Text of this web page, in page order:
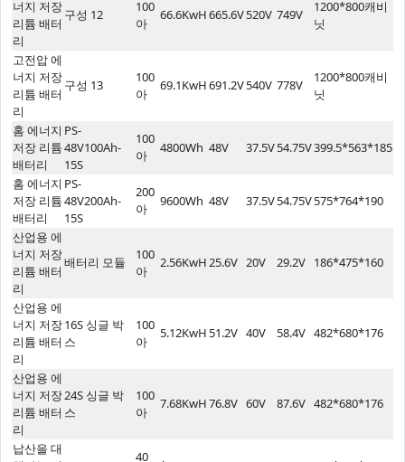
너지 저장
리튬 배터
리
구성 12
100
아
66.6KwH665.6V520V 749V
1200*800캐비
닛
고전압 에
너지 저장
리튬 배터
리
구성 13
100
아
69.1KwH691.2V540V 778V
1200*800캐비
닛
홈 에너지
저장 리튬
배터리
PS-
48V100Ah-
15S
100
아
4800Wh 48V 37.5V54.75V399.5*563*185
홈 에너지
저장 리튬
배터리
PS-
48V200Ah-
15S
200
아
9600Wh 48V 37.5V54.75V575*764*190
산업용 에
너지 저장
리튬 배터
리
배터리 모듈
100
아
2.56KwH25.6V 20V 29.2V 186*475*160
산업용 에
너지 저장
리튬 배터
리
16S 싱글 박
스
100
아
5.12KwH 51.2V 40V 58.4V 482*680*176
산업용 에
너지 저장
리튬 배터
리
24S 싱글 박
스
100
아
7.68KwH76.8V 60V 87.6V 482*680*176
납산을 대
40